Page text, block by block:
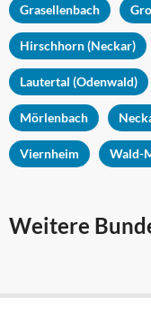
Grasellenbach
Hirschhorn (Neckar)
Lautertal (Odenwald)
Mörlenbach
Viernheim Wald-
Weitere